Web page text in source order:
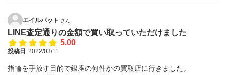
エイルパット さん
LINE査定通りの金額で買い取っていただけました
5.00
投稿日 2022/03/11
指輪を手放す目的で銀座の何件かの買取店に行きました。